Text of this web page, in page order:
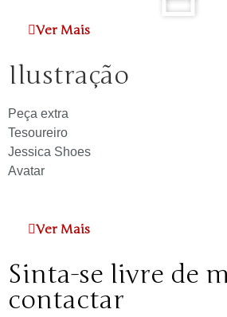
Ver Mais
Ilustração
Peça extra
Tesoureiro
Jessica Shoes
Avatar
Ver Mais
Sinta-se livre de
contactar